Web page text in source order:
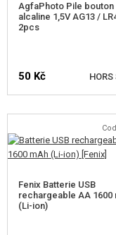
AgfaPhoto Pile bouton
alcaline 1,5V AG13 /
2pcs
50 Kč HORS
VÉRIFIER LA
Fenix Batterie USB
rechargeable AA 1600
(Li-ion)